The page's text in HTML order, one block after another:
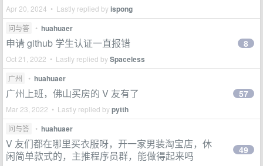
Apr 20, 2024 • Lastly replied byispong
问与答 • huahuaer
申请 github 学生认证一直报错
Oct 21, 2022 • Lastly replied bySpaceless
8
广州 • huahuaer
广州上班，佛山买房的 V 友有了
Mar 23, 2022 • Lastly replied bypytth
57
问与答 • huahuaer
V 友们都在哪里买衣服呀，开一家男装淘宝店，休
闲简单款式的，主推程序员群，能做得起来吗
49